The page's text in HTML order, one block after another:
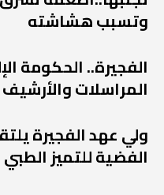
وتسبب هشاشته
الفجيرة.. الحكومة
المراسلات والأرشيف
ولي عهد الفجيرة
الفضية للتميز الطبي